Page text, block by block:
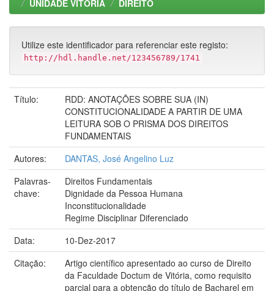
UNIDADE VITORIA
DIREITO
Utilize este identificador para referenciar este registo:
http://hdl.handle.net/123456789/1741
Título:
RDD: ANOTAÇÕES SOBRE SUA (IN)
CONSTITUCIONALIDADE A PARTIR DE UMA
LEITURA SOB O PRISMA DOS DIREITOS
FUNDAMENTAIS
Autores:
DANTAS, José Angelino Luz
Palavras-
chave:
Direitos Fundamentais
Dignidade da Pessoa Humana
Inconstitucionalidade
Regime Disciplinar Diferenciado
Data:
10-Dez-2017
Citação:
Artigo científico apresentado ao curso de Direito
da Faculdade Doctum de Vitória, como requisito
parcial para a obtenção do título de Bacharel em